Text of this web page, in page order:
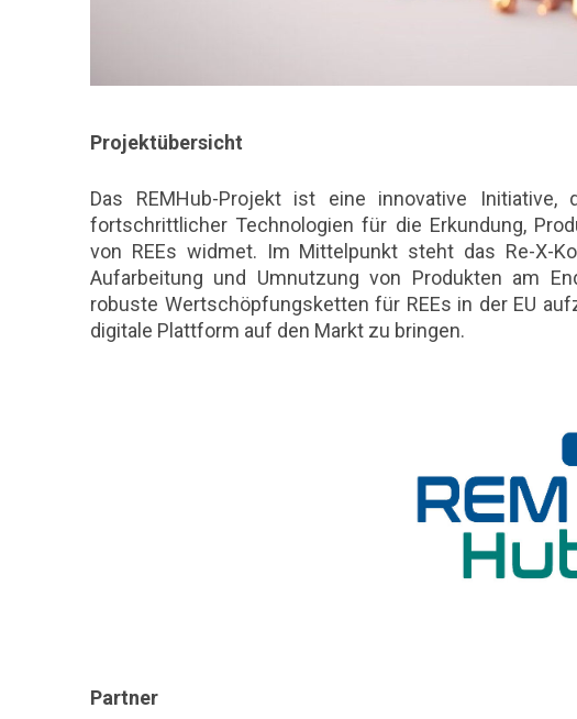
Projektübersicht
Das REMHub-Projekt ist eine innovative
fortschrittlicher Technologien für die Erkundung,
von REEs widmet. Im Mittelpunkt steht das Re-X-
Aufarbeitung und Umnutzung von Produkten am
robuste Wertschöpfungsketten für REEs in der EU
digitale Plattform auf den Markt zu bringen.
Partner